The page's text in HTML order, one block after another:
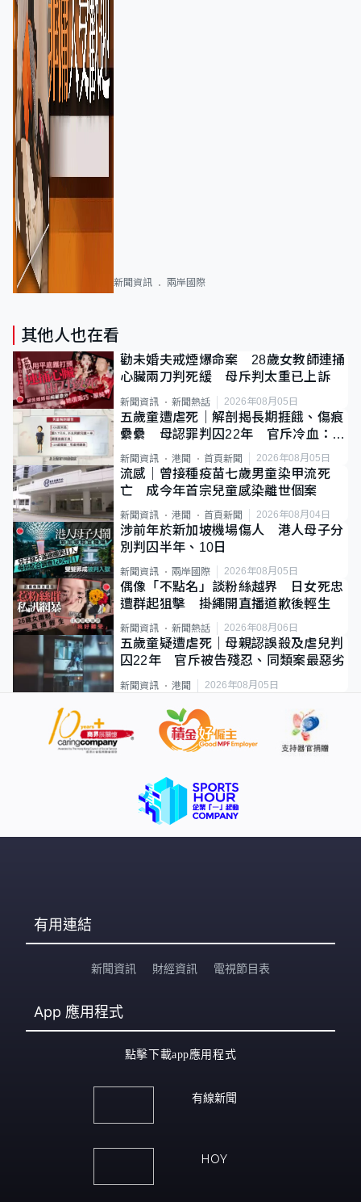
新聞資訊 兩岸國際
其他人也在看
勸未婚夫戒煙爆命案 28歲女教師連捅
心臟兩刀判死緩 母斥判太重已上訴
新聞資訊 新聞熱話 2026年08月05日
五歲童遭虐死｜解剖揭長期捱餓、傷痕
纍纍 母認罪判囚22年 官斥冷血：同
類案最惡劣
新聞資訊 港聞 首頁新聞 2026年08月05日
流感｜曾接種疫苗七歲男童染甲流死
亡 成今年首宗兒童感染離世個案
新聞資訊 港聞 首頁新聞 2026年08月04日
涉前年於新加坡機場傷人 港人母子分
別判囚半年、10日
新聞資訊 兩岸國際 2026年08月05日
偶像「不點名」談粉絲越界 日女死忠
遭群起狙擊 掛繩開直播道歉後輕生
新聞資訊 新聞熱話 2026年08月06日
五歲童疑遭虐死｜母親認誤殺及虐兒判
囚22年 官斥被告殘忍、同類案最惡劣
新聞資訊 港聞 2026年08月05日
有用連結
新聞資訊 財經資訊 電視節目表
App 應用程式
點擊下載app應用程式
有線新聞
HOY